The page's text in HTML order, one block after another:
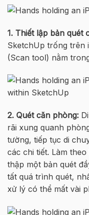
1. Thiết lập bản quét
SketchUp trống trên
(Scan tool) nằm
2. Quét căn phòng:
rãi xung quanh
tường, tiếp tục di
các chi tiết. Làm
thập một bản quét
tất quá trình quét,
xử lý có thể mất vài